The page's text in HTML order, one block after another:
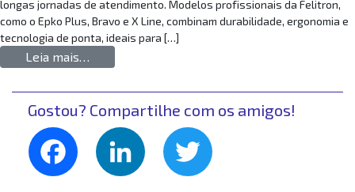
longas jornadas de atendimento. Modelos profissionais da Felitron,
como o Epko Plus, Bravo e X Line, combinam durabilidade, ergonomia e
tecnologia de ponta, ideais para […]
Leia mais…
Gostou? Compartilhe com os amigos!
Facebook LinkedIn